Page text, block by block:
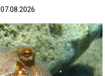
07.08.2026